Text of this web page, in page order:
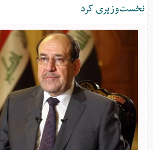
نخست‌وزیری کرد